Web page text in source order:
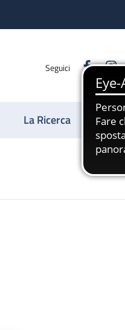
Seguici
La Ricerca